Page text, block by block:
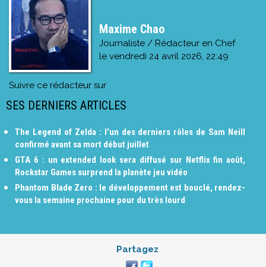
Maxime Chao
Journaliste / Rédacteur en Chef
le vendredi 24 avril 2026, 22:49
Suivre ce rédacteur sur
SES DERNIERS ARTICLES
The Legend of Zelda : l'un des derniers rôles de Sam Neill
confirmé avant sa mort début juillet
GTA 6 : un extended look sera diffusé sur Netflix fin août,
Rockstar Games surprend la planète jeu vidéo
Phantom Blade Zero : le développement est bouclé, rendez-
vous la semaine prochaine pour du très lourd
Partagez